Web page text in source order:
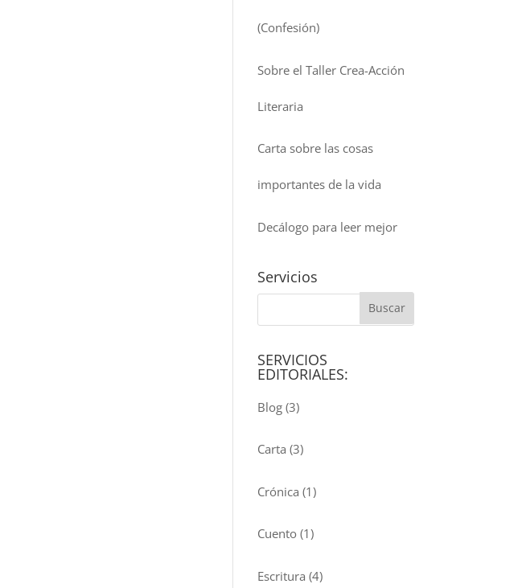
(Confesión)
Sobre el Taller Crea-Acción
Literaria
Carta sobre las cosas
importantes de la vida
Decálogo para leer mejor
Servicios
SERVICIOS
EDITORIALES:
Blog (3)
Carta (3)
Crónica (1)
Cuento (1)
Escritura (4)